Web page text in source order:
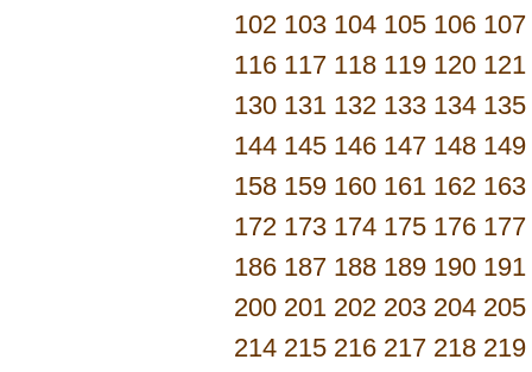
102 103 104 105 106 107
116 117 118 119 120 121
130 131 132 133 134 135
144 145 146 147 148 149
158 159 160 161 162 163
172 173 174 175 176 177
186 187 188 189 190 191
200 201 202 203 204 205
214 215 216 217 218 219